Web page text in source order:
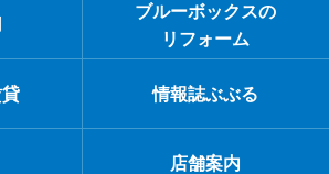
ブルーボックスの
リフォーム
情報誌ぶぶる
店舗案内